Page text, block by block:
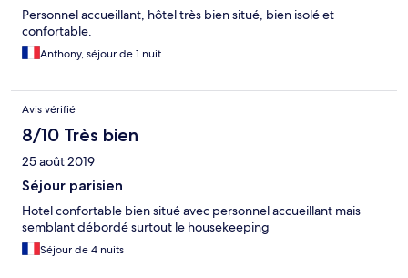
Personnel accueillant, hôtel très bien situé, bien isolé et
confortable.
Anthony, séjour de 1 nuit
Avis vérifié
8/10 Très bien
25 août 2019
Séjour parisien
Hotel confortable bien situé avec personnel accueillant mais
semblant débordé surtout le housekeeping
Séjour de 4 nuits